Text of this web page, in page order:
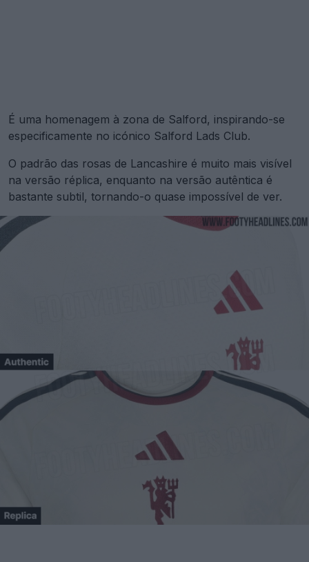
É uma homenagem à zona de Salford, inspirando-se
especificamente no icónico Salford Lads Club.
O padrão das rosas de Lancashire é muito mais visível
na versão réplica, enquanto na versão autêntica é
bastante subtil, tornando-o quase impossível de ver.